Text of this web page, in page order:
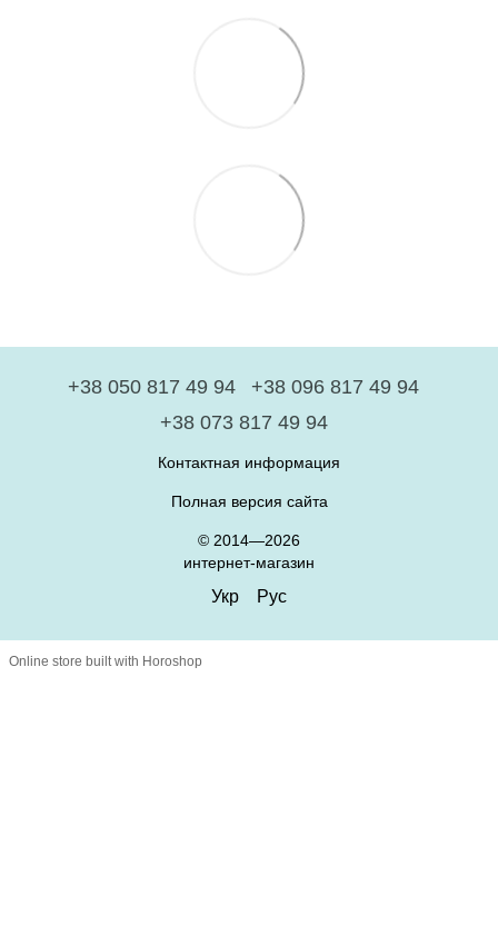
+38 050 817 49 94
+38 096 817 49 94
+38 073 817 49 94
Контактная информация
Полная версия сайта
© 2014—2026
интернет-магазин
Укр Рус
Online store built with Horoshop